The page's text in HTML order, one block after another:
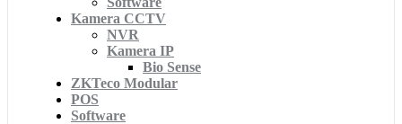
Kamera CCTV
NVR
Kamera IP
Bio Sense
ZKTeco Modular
POS
Software